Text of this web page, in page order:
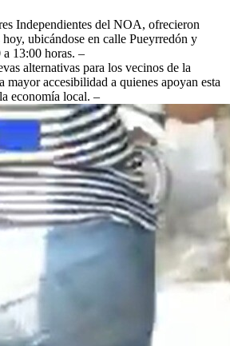
Independientes del NOA, ofrecieron
ubicándose en calle Pueyrredón y
13:00 horas. –
alternativas para los vecinos de la
mayor accesibilidad a quienes apoyan esta
economía local. –